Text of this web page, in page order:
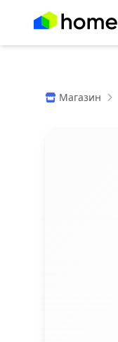
Магазин